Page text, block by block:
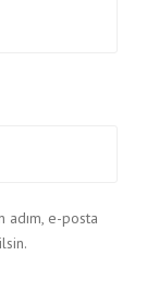
adım, e-posta